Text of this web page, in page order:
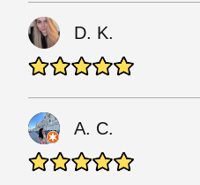
D. K.
A. C.